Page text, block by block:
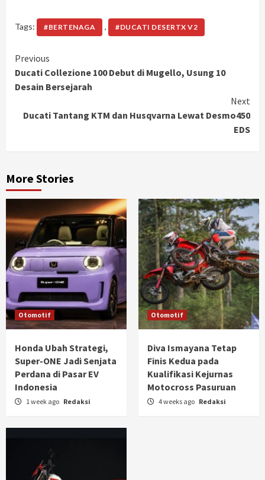
Tags: #BERTENAGA , #DUCATI DESERTX V2
Continue
Reading
Previous
Ducati Collezione 100 Debut di Mugello, Usung 10
Desain Bersejarah
Next
Ducati Tantang KTM dan Husqvarna Lewat Desmo450
EDS
More Stories
Otomotif
Honda Ubah Strategi,
Super-ONE Jadi Senjata
Perdana di Pasar EV
Indonesia
1 week ago Redaksi
Otomotif
Diva Ismayana Tetap
Finis Kedua pada
Kualifikasi Kejurnas
Motocross Pasuruan
4 weeks ago Redaksi